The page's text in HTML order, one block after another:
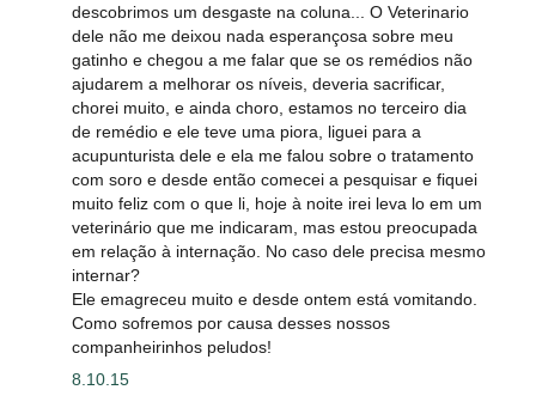
descobrimos um desgaste na coluna... O Veterinario
dele não me deixou nada esperançosa sobre meu
gatinho e chegou a me falar que se os remédios não
ajudarem a melhorar os níveis, deveria sacrificar,
chorei muito, e ainda choro, estamos no terceiro dia
de remédio e ele teve uma piora, liguei para a
acupunturista dele e ela me falou sobre o tratamento
com soro e desde então comecei a pesquisar e fiquei
muito feliz com o que li, hoje à noite irei leva lo em um
veterinário que me indicaram, mas estou preocupada
em relação à internação. No caso dele precisa mesmo
internar?
Ele emagreceu muito e desde ontem está vomitando.
Como sofremos por causa desses nossos
companheirinhos peludos!
8.10.15